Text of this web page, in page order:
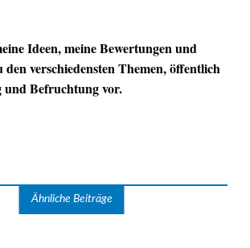
Ideen, meine Bewertungen und
verschiedensten Themen, öffentlich
Befruchtung vor.
Ähnliche Beiträge